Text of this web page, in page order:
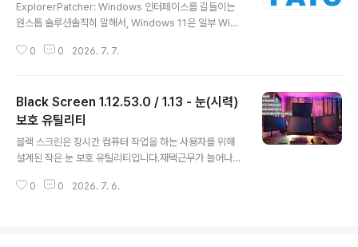
ExplorerPatcher: Windows 인터페이스를 길들이는
원스톱 솔루션솔직히 말해서, Windows 11은 일부 Wind
UI 변경 사항을 도입했습니다. Windows 1 0(또는 이전
마법의 지팡이일지도 모릅니다. Windows를 원하는 대로
조절할 수 있는 사용자 지정 툴킷이라고 생각해 보세요. 아,
그리고 무료라는 사실도 말씀드렸나요?ExplorerPatche
r의 기능은 무엇일까요?ExplorerPatcher는 바퀴를 새
돌게 할 뿐입니다. 이 가벼운 유틸리티..
0 0 2026. 7. 7.
Black Screen 1.12.53.0 / 1.13 - 눈(시력)
보호 유틸리티
블랙 스크린은 장시간 컴퓨터 작업을 하는 사용자를 위해
설계된 작은 눈 보호 유틸리티입니다.재택근무가 늘어나는
프로그램은 필수적입니다. 이 작은 앱은 눈의 휴식을 알려
0 0 2026. 7. 6.